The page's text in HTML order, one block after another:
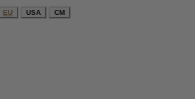
EU USA CM